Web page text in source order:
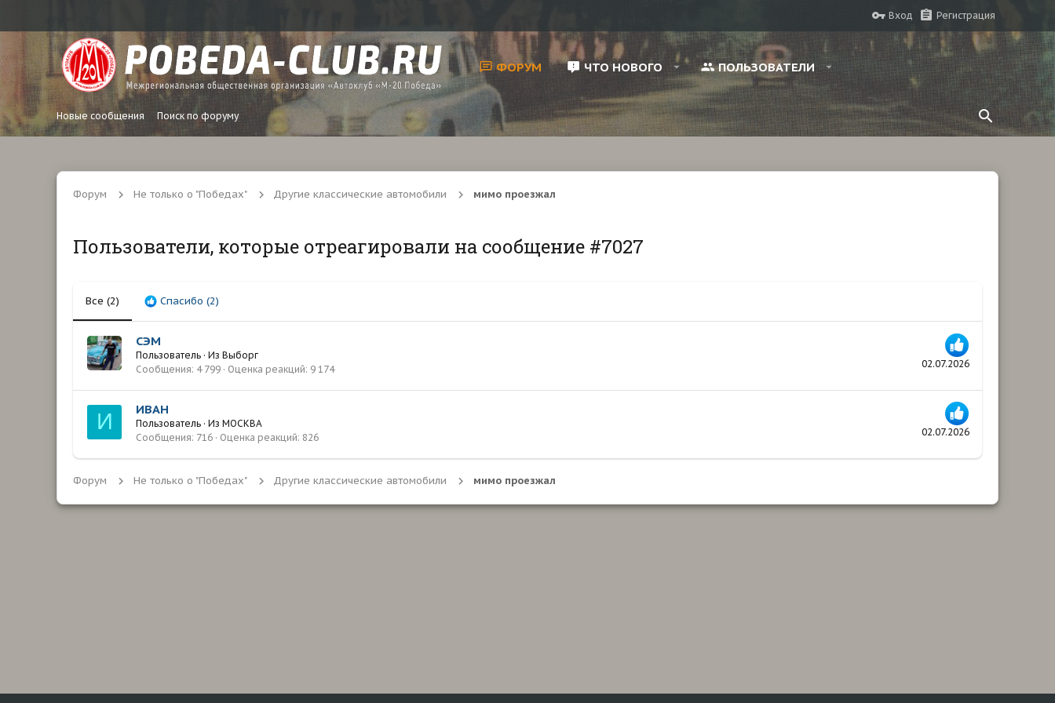
Вход Регистрация
ФОРУМ ЧТО НОВОГО ПОЛЬЗОВАТЕЛИ
Новые сообщения Поиск по форуму
Форум Не только о "Победах" Другие классические автомобили мимо проезжал
Пользователи, которые отреагировали на сообщение #7027
Все (2) Спасибо (2)
02.07.2026
СЭМ
Пользователь · Из Выборг
Сообщения 4 799 Оценка реакций 9 174
И 02.07.2026
ИВАН
Пользователь · Из МОСКВА
Сообщения 716 Оценка реакций 826
Форум Не только о "Победах" Другие классические автомобили мимо проезжал